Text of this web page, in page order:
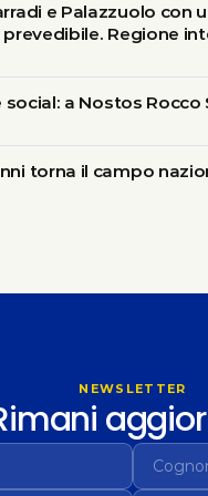
e Palazzuolo con
Regione
social: a Nostos
torna il campo
NEWSLETTER